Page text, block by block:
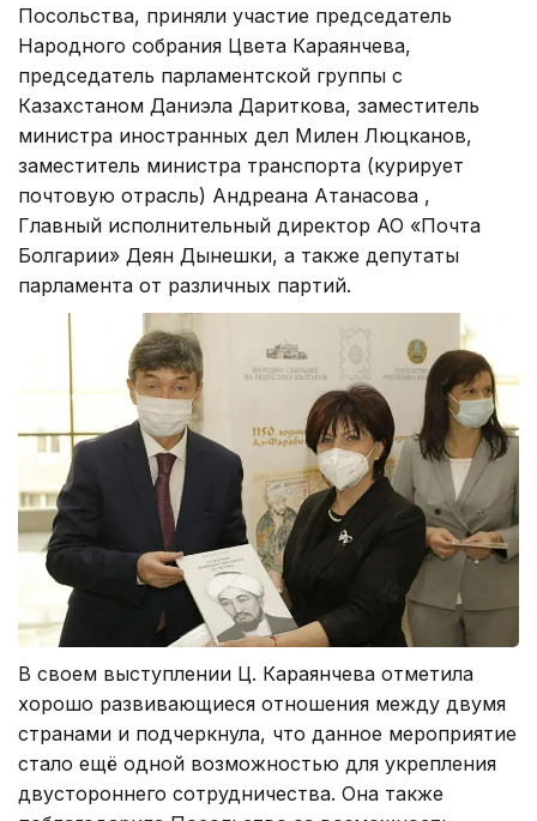
Посольства, приняли участие председатель
Народного собрания Цвета Караянчева,
председатель парламентской группы с
Казахстаном Даниэла Дариткова, заместитель
министра иностранных дел Милен Люцканов,
заместитель министра транспорта (курирует
почтовую отрасль) Андреана Атанасова ,
Главный исполнительный директор АО «Почта
Болгарии» Деян Дынешки, а также депутаты
парламента от различных партий.
В своем выступлении Ц. Караянчева отметила
хорошо развивающиеся отношения между двумя
странами и подчеркнула, что данное мероприятие
стало ещё одной возможностью для укрепления
двустороннего сотрудничества. Она также